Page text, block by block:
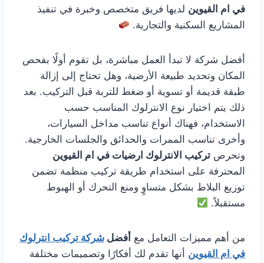
في ام القيوين لديها فريق متخصص وخبرة في تنفيذ
المشاريع السكنية والتجارية.
أفضل شركة لا تبدأ العمل مباشرة، بل تقوم أولًا بفحص
المكان وتحديد طبيعة الأرضية، وهل تحتاج إلى إزالة
طبقة قديمة أو تسوية أو ضغط للتربة قبل التركيب. بعد
ذلك يتم اختيار نوع الانترلوك المناسب حسب
الاستخدام، فهناك أنواع تناسب مداخل السيارات،
وأخرى تناسب الممرات والحدائق والجلسات الخارجية.
وتحرص تركيب الانترلوك ارضيات في ام القيوين
المحترفة على استخدام طريقة تركيب منظمة تضمن
توزيع البلاط بشكل متساوٍ ومنع التحرك أو الهبوط
مستقبلاً.
من أهم مميزات التعامل مع أفضل شركة تركيب انترلوك
في ام القيوين أنها تقدم لك أفكارًا وتصميمات مختلفة